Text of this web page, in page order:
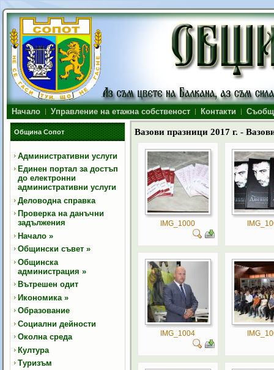
Начало Управление на етажна собственост Контакти
Община Сопот
Административни услуги
Единен портал за достъп
до електронни
административни услуги
Деловодна справка
Проверка на данъчни
задължения
Начало »
Общински съвет »
Общинска
администрация »
Вътрешен одит
Икономика »
Образование
Социални дейности
Околна среда
Култура
Туризъм
Вазови празници 2017 г. -
IMG_1000
IMG_1004